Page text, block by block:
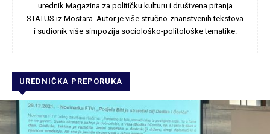
urednik Magazina za političku kulturu i društvena pitanja
STATUS iz Mostara. Autor je više stručno-znanstvenih tekstova
i sudionik više simpozija sociološko-politološke tematike.
UREDNIČKA PREPORUKA